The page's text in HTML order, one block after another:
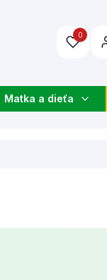
0
Matka a dieťa